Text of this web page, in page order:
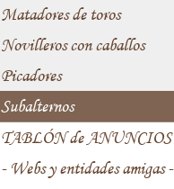
Matadores de toros
Novilleros con caballos
Picadores
Subalternos
TABLÓN de ANUNCIOS
- Webs y entidades amigas -